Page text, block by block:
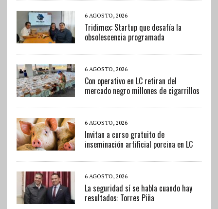
6 AGOSTO, 2026
Tridimex: Startup que desafía la
obsolescencia programada
6 AGOSTO, 2026
Con operativo en LC retiran del
mercado negro millones de cigarrillos
6 AGOSTO, 2026
Invitan a curso gratuito de
inseminación artificial porcina en LC
6 AGOSTO, 2026
La seguridad sí se habla cuando hay
resultados: Torres Piña